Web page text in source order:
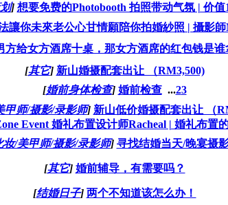
] 想要免费的Photobooth 拍照带动气氛 | 价值
讓你未來老公心甘情願陪你拍婚紗照 | 攝影
方给女方酒席十桌，那女方酒席的红包钱是谁
[其它] 新山婚摄配套出让 （RM3,500)
[婚前身体检查] 婚前检查 ...23
甲师/摄影/录影师] 新山低价婚摄配套出让 （
Event 婚礼布置设计师Racheal | 婚礼布置
妆/美甲师/摄影/录影师] 寻找结婚当天/晚宴摄
[其它] 婚前辅导，有需要吗？
[结婚日子] 两个不知道该怎么办！